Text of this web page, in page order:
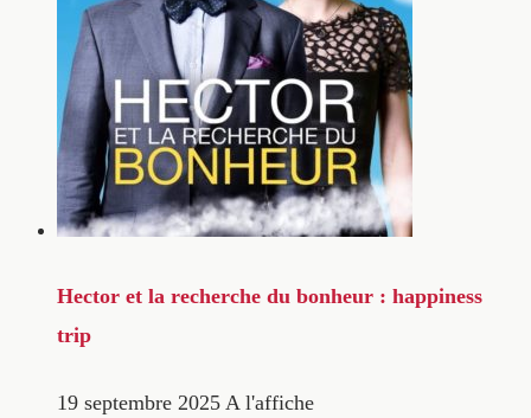
Hector et la recherche du bonheur : happiness
trip
19 septembre 2025 A l'affiche